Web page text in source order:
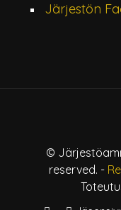
Järjestön
©
reserved. -